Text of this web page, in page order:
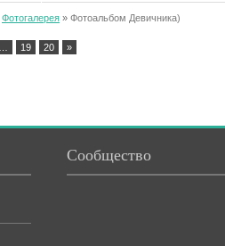
Фотогалерея » Фотоальбом Девичника)
19 20 »
Сообщество